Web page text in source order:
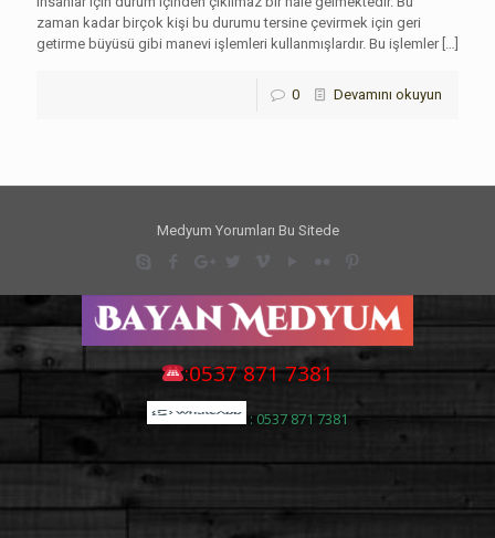
zaman kadar birçok kişi bu durumu tersine çevirmek için geri
getirme büyüsü gibi manevi işlemleri kullanmışlardır. Bu işlemler[…]
0 Devamını okuyun
Medyum Yorumları Bu Sitede
:0537 871 7381
: 0537 871 7381